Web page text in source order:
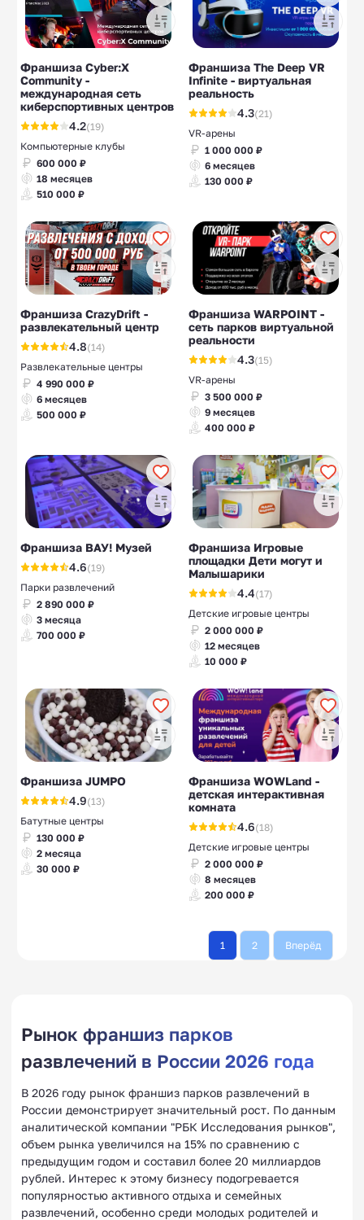
Франшиза Cyber:X
Community -
международная сеть
киберспортивных центров
4.2(19)
Компьютерные клубы
600 000 ₽
18 месяцев
510 000 ₽
Франшиза The Deep VR
Infinite - виртуальная
реальность
4.3(21)
VR-арены
1 000 000 ₽
6 месяцев
130 000 ₽
Франшиза CrazyDrift -
развлекательный центр
4.8(14)
Развлекательные центры
4 990 000 ₽
6 месяцев
500 000 ₽
Франшиза WARPOINT -
сеть парков виртуальной
реальности
4.3(15)
VR-арены
3 500 000 ₽
9 месяцев
400 000 ₽
Франшиза ВАУ! Музей
4.6(19)
Парки развлечений
2 890 000 ₽
3 месяца
700 000 ₽
Франшиза Игровые
площадки Дети могут и
Малышарики
4.4(17)
Детские игровые центры
2 000 000 ₽
12 месяцев
10 000 ₽
Франшиза JUMPO
4.9(13)
Батутные центры
130 000 ₽
2 месяца
30 000 ₽
Франшиза WOWLand -
детская интерактивная
комната
4.6(18)
Детские игровые центры
2 000 000 ₽
8 месяцев
200 000 ₽
1 2 Вперёд
Рынок франшиз парков
развлечений в России 2026 года
В 2026 году рынок франшиз парков развлечений в
России демонстрирует значительный рост. По данным
аналитической компании "РБК Исследования рынков",
объем рынка увеличился на 15% по сравнению с
предыдущим годом и составил более 20 миллиардов
рублей. Интерес к этому бизнесу подогревается
популярностью активного отдыха и семейных
развлечений, особенно среди молодых родителей и